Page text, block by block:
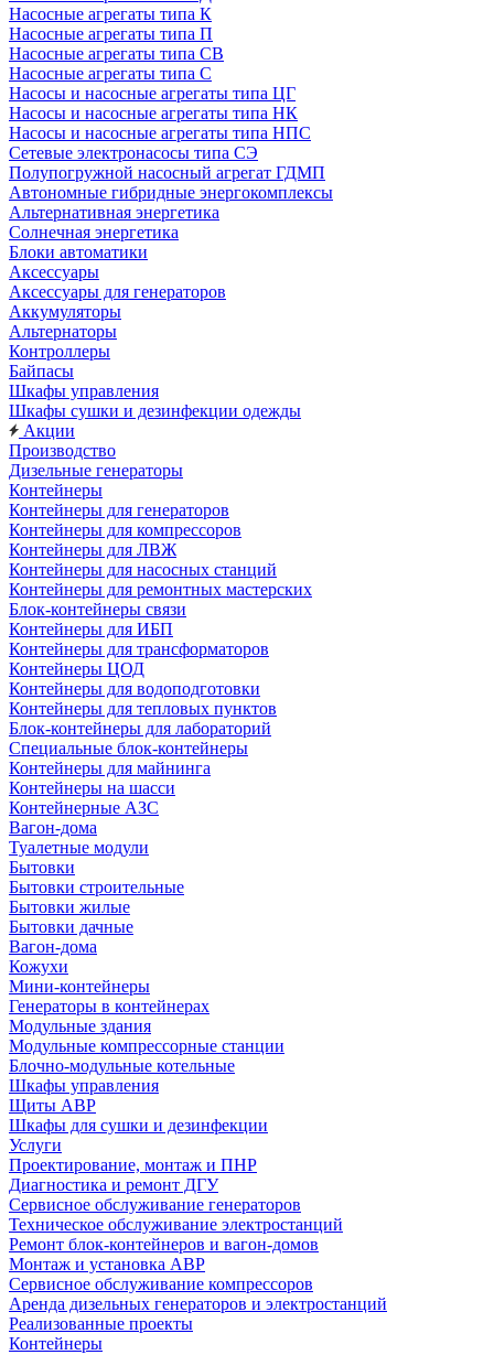
Насосные агрегаты типа К
Насосные агрегаты типа П
Насосные агрегаты типа СВ
Насосные агрегаты типа С
Насосы и насосные агрегаты типа ЦГ
Насосы и насосные агрегаты типа НК
Насосы и насосные агрегаты типа НПС
Сетевые электронасосы типа СЭ
Полупогружной насосный агрегат ГДМП
Автономные гибридные энергокомплексы
Альтернативная энергетика
Солнечная энергетика
Блоки автоматики
Аксессуары
Аксессуары для генераторов
Аккумуляторы
Альтернаторы
Контроллеры
Байпасы
Шкафы управления
Шкафы сушки и дезинфекции одежды
Акции
Производство
Дизельные генераторы
Контейнеры
Контейнеры для генераторов
Контейнеры для компрессоров
Контейнеры для ЛВЖ
Контейнеры для насосных станций
Контейнеры для ремонтных мастерских
Блок-контейнеры связи
Контейнеры для ИБП
Контейнеры для трансформаторов
Контейнеры ЦОД
Контейнеры для водоподготовки
Контейнеры для тепловых пунктов
Блок-контейнеры для лабораторий
Специальные блок-контейнеры
Контейнеры для майнинга
Контейнеры на шасси
Контейнерные АЗС
Вагон-дома
Туалетные модули
Бытовки
Бытовки строительные
Бытовки жилые
Бытовки дачные
Вагон-дома
Кожухи
Мини-контейнеры
Генераторы в контейнерах
Модульные здания
Модульные компрессорные станции
Блочно-модульные котельные
Шкафы управления
Щиты АВР
Шкафы для сушки и дезинфекции
Услуги
Проектирование, монтаж и ПНР
Диагностика и ремонт ДГУ
Сервисное обслуживание генераторов
Техническое обслуживание электростанций
Ремонт блок-контейнеров и вагон-домов
Монтаж и установка АВР
Сервисное обслуживание компрессоров
Аренда дизельных генераторов и электростанций
Реализованные проекты
Контейнеры